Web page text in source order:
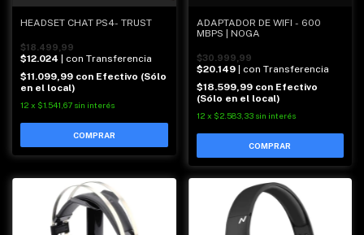
HEADSET CHAT PS4- TRUST
$18.499,99
$12.024
| con Transferencia
$11.099,99 con Efectivo (Sólo
en el local)
12 x $1.541,67 sin interés
ADAPTADOR DE WIFI - 600
MBPS | NOGA
$30.999,99
$20.149
| con Transferencia
$18.599,99 con Efectivo
(Sólo en el local)
12 x $2.583,33 sin interés